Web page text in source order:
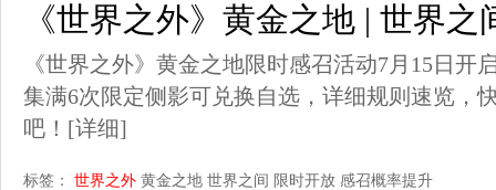
《世界之外》黄金之地 | 世界之
《世界之外》黄金之地限时感召活动7月15日开
集满6次限定侧影可兑换自选，详细规则速览，
吧！ [详细]
标签： 世界之外 黄金之地 世界之间 限时开放 感召概率提升